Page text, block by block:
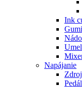
Ink
Napájanie